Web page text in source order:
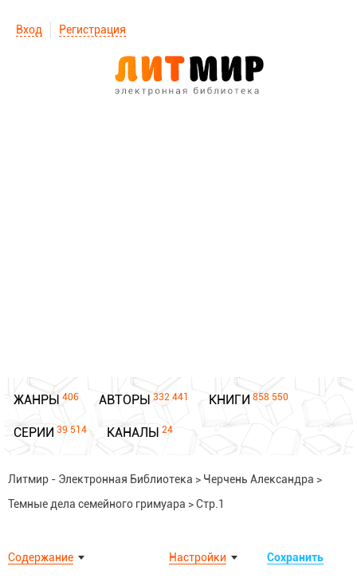
Вход Регистрация
ЖАНРЫ 406 АВТОРЫ 332 441 КНИГИ 858 550
СЕРИИ 39 514 КАНАЛЫ 24
Литмир - Электронная Библиотека > Черчень Александра >
Темные дела семейного гримуара >Стр.1
Содержание Сохранить
Настройки